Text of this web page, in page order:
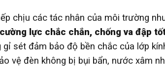
chịu các tác nhân của môi trường
lực chắc chắn, chống va đập
sét đảm bảo độ bền chắc của lớp
vệ đèn không bị bụi bẩn, nước xâm